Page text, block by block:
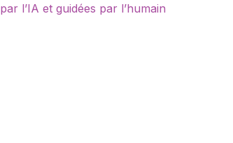
par l’IA et guidées par l’humain